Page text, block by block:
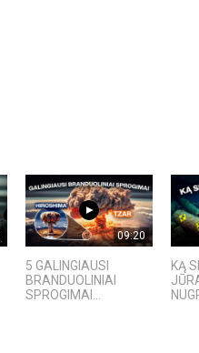
09:20
5 GALINGIAUSI
BRANDUOLINIAI
SPROGIMAI...
KĄ